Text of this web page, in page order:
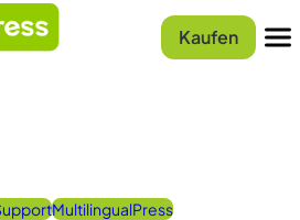
Kaufen
Menu
MultilingualPress